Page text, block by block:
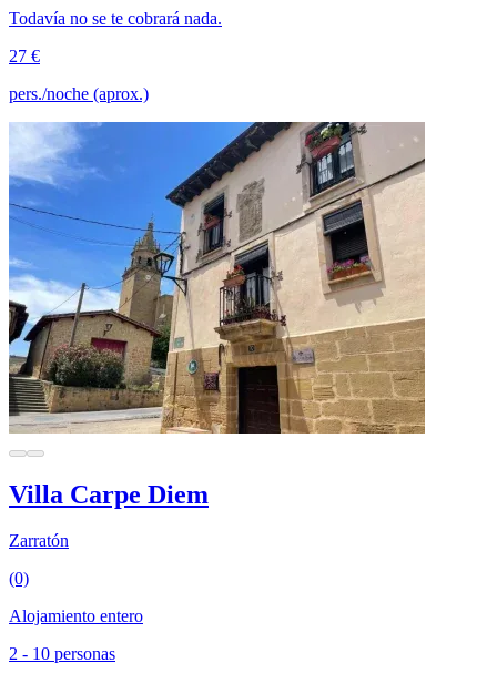
Todavía no se te cobrará nada.
27 €
pers./noche (aprox.)
Villa Carpe Diem
Zarratón
(0)
Alojamiento entero
2 - 10 personas